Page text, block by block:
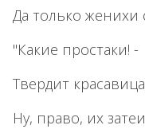
Да только женихи
"Какие простаки! -
Твердит
Ну, право, их